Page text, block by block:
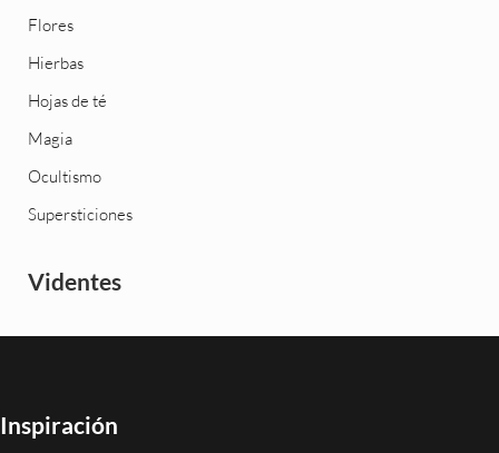
Flores
Hierbas
Hojas de té
Magia
Ocultismo
Supersticiones
Videntes
Inspiración